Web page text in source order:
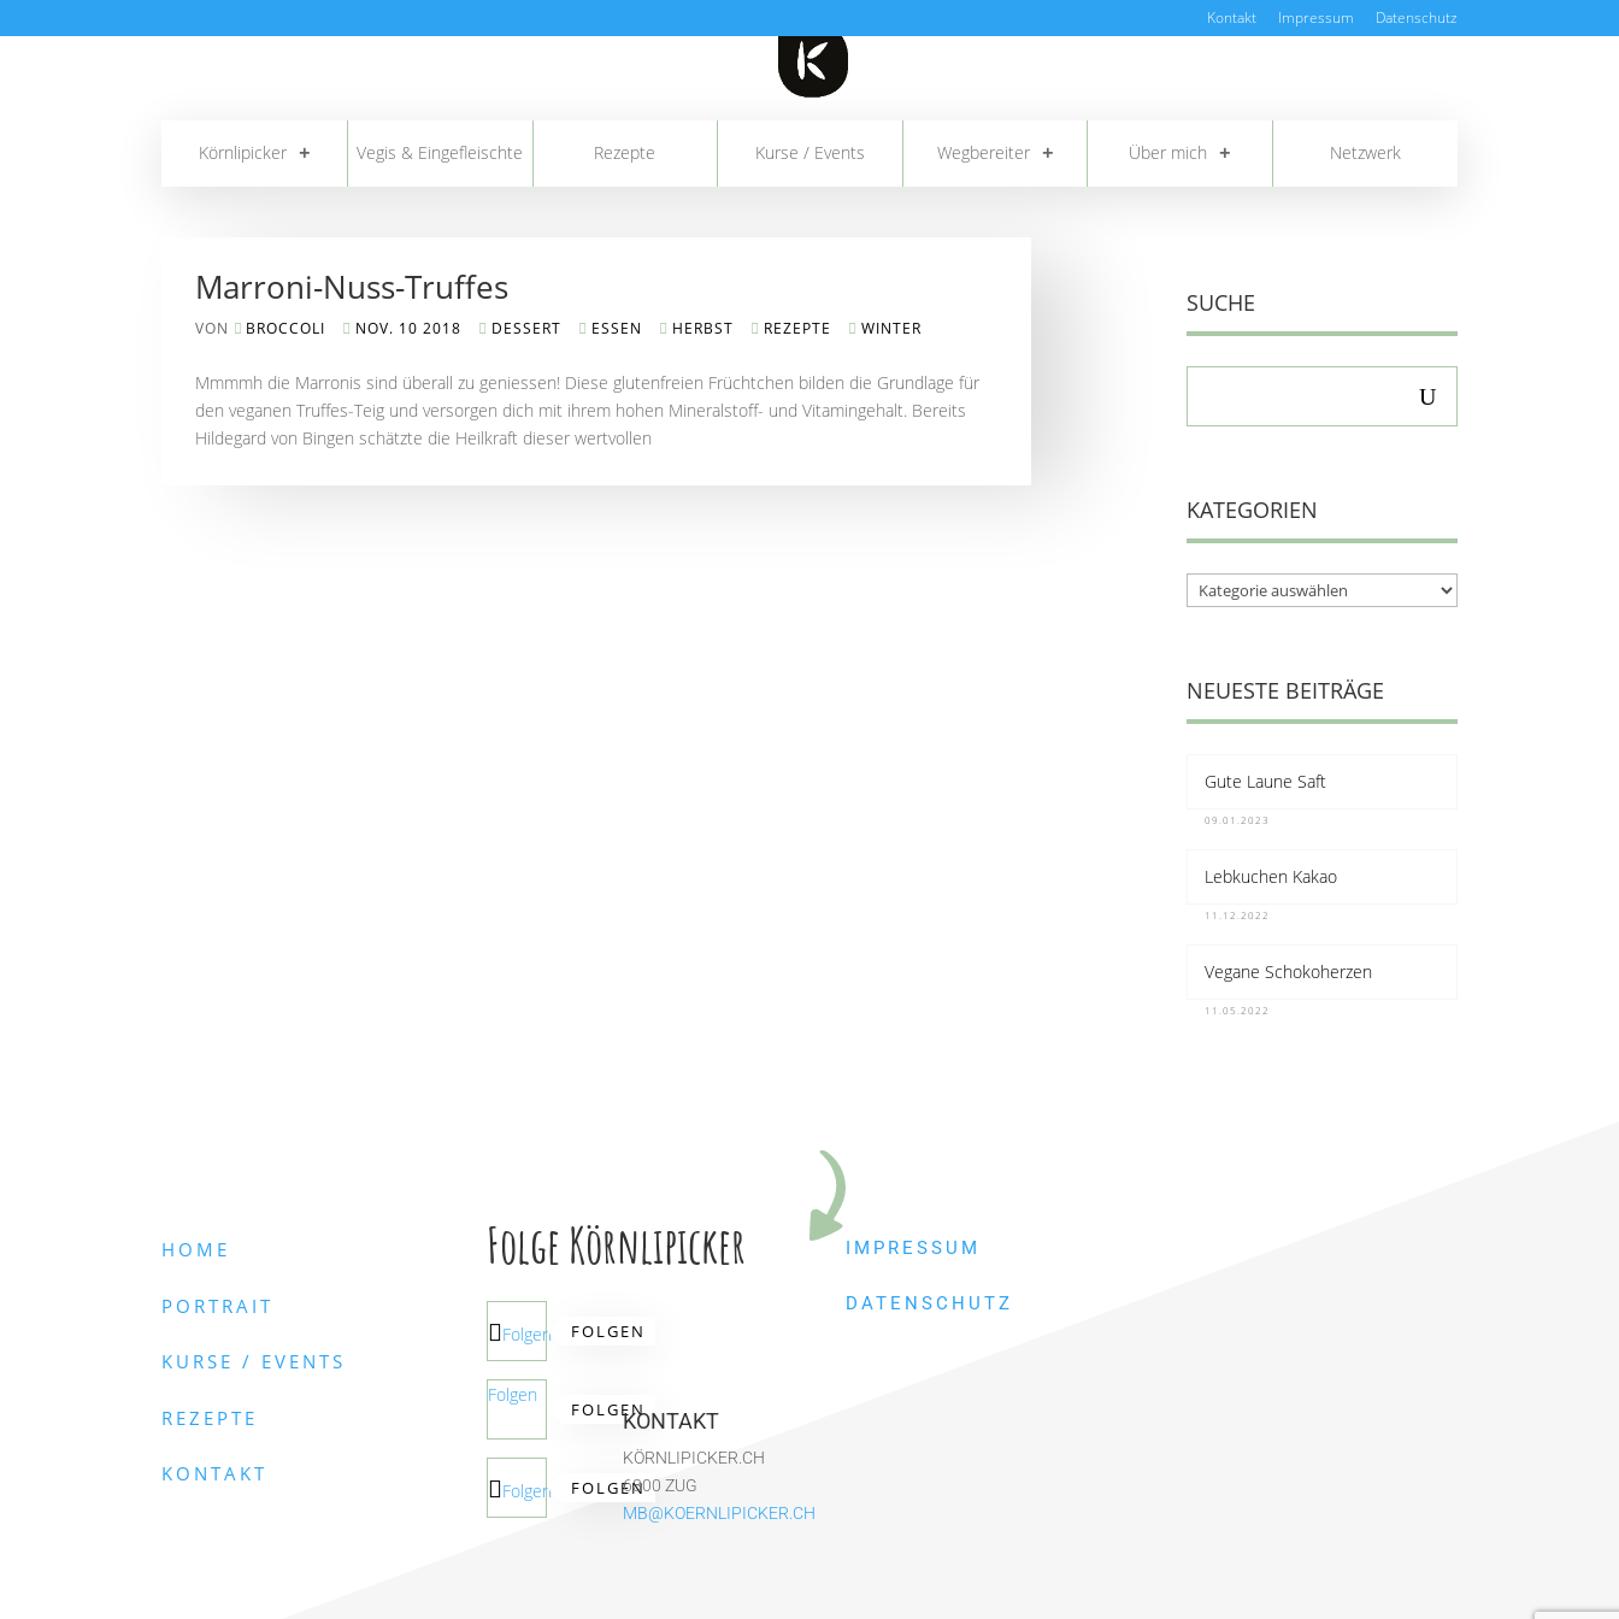
Kontakt Impressum Datenschutz
Körnlipicker Vegis & Eingefleischte Rezepte Kurse / Events Wegbereiter Über mich Netzwerk
Marroni-Nuss-Truffes
VON BROCCOLI NOV. 10 2018 DESSERT ESSEN HERBST REZEPTE WINTER
Mmmmh die Marronis sind überall zu geniessen! Diese glutenfreien Früchtchen bilden die Grundlage für
den veganen Truffes-Teig und versorgen dich mit ihrem hohen Mineralstoff- und Vitamingehalt. Bereits
Hildegard von Bingen schätzte die Heilkraft dieser wertvollen
SUCHE
KATEGORIEN
Kategorien
NEUESTE BEITRÄGE
Gute Laune Saft
09.01.2023
Lebkuchen Kakao
11.12.2022
Vegane Schokoherzen
11.05.2022
HOME
PORTRAIT
KURSE / EVENTS
REZEPTE
KONTAKT
Folge Körnlipicker
Folgen FOLGEN
Folgen
FOLGEN
Folgen FOLGEN
IMPRESSUM
DATENSCHUTZ
KONTAKT
KÖRNLIPICKER.CH
6300 ZUG
MB@KOERNLIPICKER.CH